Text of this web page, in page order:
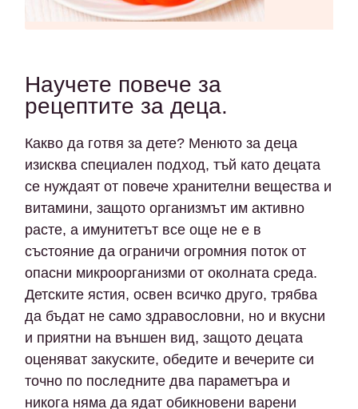
Научете повече за
рецептите за деца.
Какво да готвя за дете? Менюто за деца
изисква специален подход, тъй като децата
се нуждаят от повече хранителни вещества и
витамини, защото организмът им активно
расте, а имунитетът все още не е в
състояние да ограничи огромния поток от
опасни микроорганизми от околната среда.
Детските ястия, освен всичко друго, трябва
да бъдат не само здравословни, но и вкусни
и приятни на външен вид, защото децата
оценяват закуските, обедите и вечерите си
точно по последните два параметъра и
никога няма да ядат обикновени варени